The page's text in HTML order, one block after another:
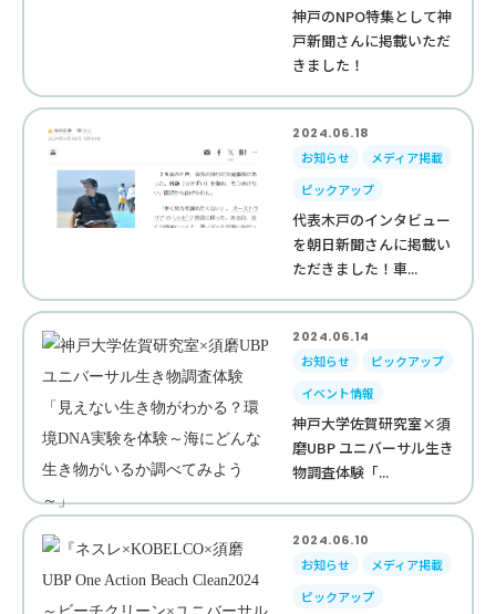
神戸のNPO特集として神
戸新聞さんに掲載いただ
きました！
2024.06.18
お知らせ
メディア掲載
ピックアップ
代表木戸のインタビュー
を朝日新聞さんに掲載い
ただきました！車...
2024.06.14
お知らせ
ピックアップ
イベント情報
神戸大学佐賀研究室×須
磨UBP ユニバーサル生き
物調査体験「...
2024.06.10
お知らせ
メディア掲載
ピックアップ